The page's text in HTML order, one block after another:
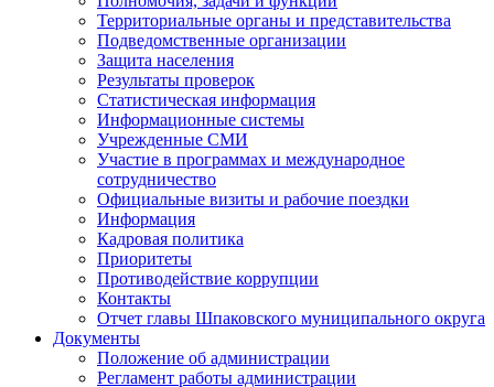
Территориальные органы и представительства
Подведомственные организации
Защита населения
Результаты проверок
Статистическая информация
Информационные системы
Учрежденные СМИ
Участие в программах и международное
сотрудничество
Официальные визиты и рабочие поездки
Информация
Кадровая политика
Приоритеты
Противодействие коррупции
Контакты
Отчет главы Шпаковского муниципального округа
Документы
Положение об администрации
Регламент работы администрации